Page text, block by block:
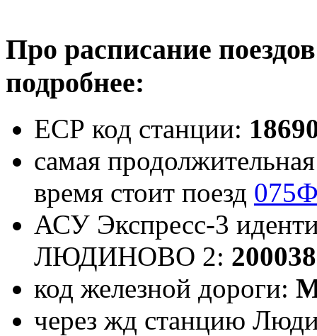
Про расписание
подробнее:
ЕСР код станции:
самая
время стоит поезд
АСУ Экспресс-3
ЛЮДИНОВО 2:
код железной дороги:
через жд станцию